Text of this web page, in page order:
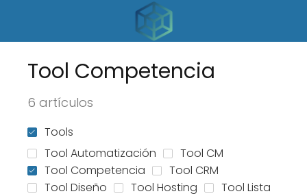
Tool Competencia
6 artículos
Tools
Tool Automatización
Tool CM
Tool Competencia
Tool CRM
Tool Diseño
Tool Hosting
Tool Lista